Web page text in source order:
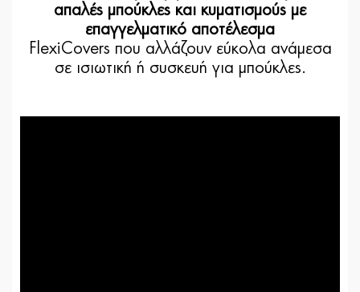
απαλές μπούκλες και κυματισμούς με
επαγγελματικό αποτέλεσμα
FlexiCovers που αλλάζουν εύκολα ανάμεσα
σε ισιωτική ή συσκευή για μπούκλες.